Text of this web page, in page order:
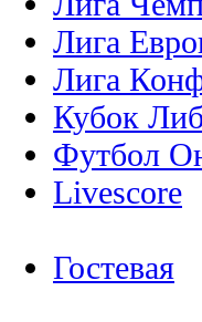
Лига
Лига
Кубок
Футбол
Livescore
Гостевая